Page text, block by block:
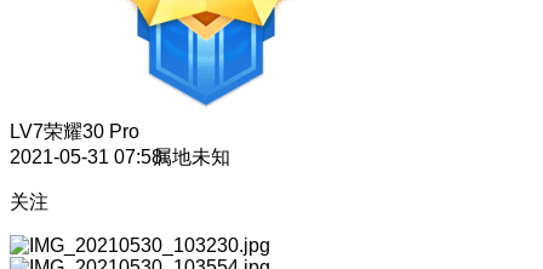
LV7荣耀30 Pro
2021-05-31 07:58属地未知
关注